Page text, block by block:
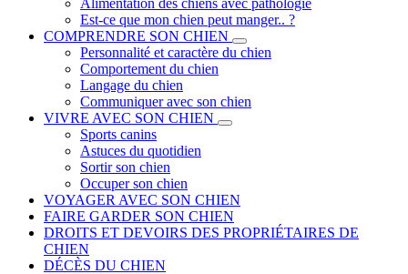
Alimentation des chiens avec pathologie
Est-ce que mon chien peut manger.. ?
COMPRENDRE SON CHIEN
Personnalité et caractère du chien
Comportement du chien
Langage du chien
Communiquer avec son chien
VIVRE AVEC SON CHIEN
Sports canins
Astuces du quotidien
Sortir son chien
Occuper son chien
VOYAGER AVEC SON CHIEN
FAIRE GARDER SON CHIEN
DROITS ET DEVOIRS DES PROPRIÉTAIRES DE
CHIEN
DÉCÈS DU CHIEN